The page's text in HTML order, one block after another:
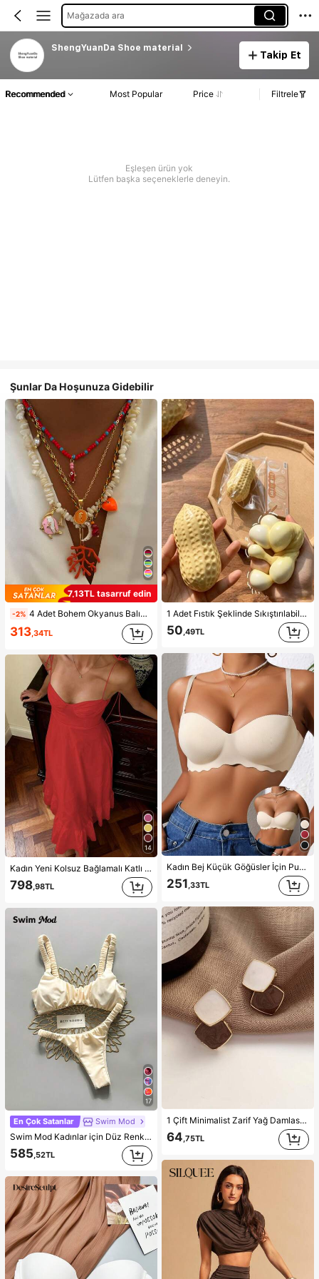
Mağazada ara
ShengYuanDa Shoe material
Takip Et
Recommended Most Popular Price Filtrele
Eşleşen ürün yok
Lütfen başka seçeneklerle deneyin.
Şunlar Da Hoşunuza Gidebilir
7,13TL tasarruf edin
-2% 4 Adet Bohem Okyanus Balığı, Denizatı, Mercan, Kalp, Ay Asimetrik Kabuk Taşlı Kolye Ucu Kolye Seti, Çok Katmanlı Kullanıma Uygun, Kadınlar İçin Günlük, Yaz Plajı ve Parti İçin
313,34TL
14
Kadın Yeni Kolsuz Bağlamalı Katlı Bol Uzun Elbise, Bohem Tarz Sırtı Açık Günlük Şık A Kesim Yazlık
798,98TL
17
En Çok Satanlar Swim Mod
Swim Mod Kadınlar için Düz Renk, Büzgülü, Yüksek Kesimli, Seksi Bikini Takımı, İlkbahar/Yaz
585,52TL
1 Adet Fıstık Şeklinde Sıkıştırılabilir Stres Oyuncağı, Ofis Rahatlaması ve Parti Etkileşimi İçin Uygun, Doğum Günü, Tatil ve Aile Toplantıları İçin Hediye, Stres Giderici
50,49TL
Kadın Bej Küçük Göğüsler İçin Push Up Sütyen, Dikişsiz ve Telsiz Bralet, Düz Renk Sütyen, Yumuşak ve Kalın Avuç İçi Kaplı, Seksi İç Giyim, Spor İç Çamaşırı, Askısız, Günlük Kullanım
251,33TL
1 Çift Minimalist Zarif Yağ Damlası Desenli Asimetrik Renk Bloklu Geometrik Kare Çivi Küpe, Niş Tasarım Üst Segment Kulak Takısı
64,75TL